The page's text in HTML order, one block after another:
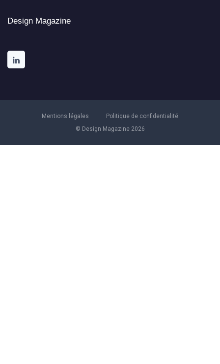
Design Magazine
Mentions légales
Politique de confidentialité
© Design Magazine 2026